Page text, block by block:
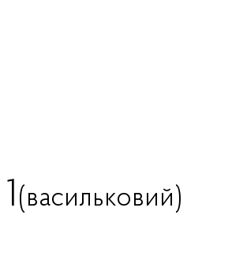
(васильковий)